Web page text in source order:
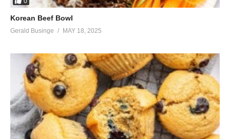
Korean Beef Bowl
Gerald Businge MAY 18, 2025